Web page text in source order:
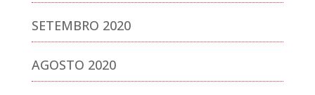
SETEMBRO 2020
AGOSTO 2020